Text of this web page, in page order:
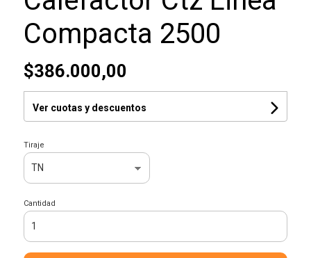
Compacta 2500
$386.000,00
Ver cuotas y descuentos
Tiraje
Cantidad